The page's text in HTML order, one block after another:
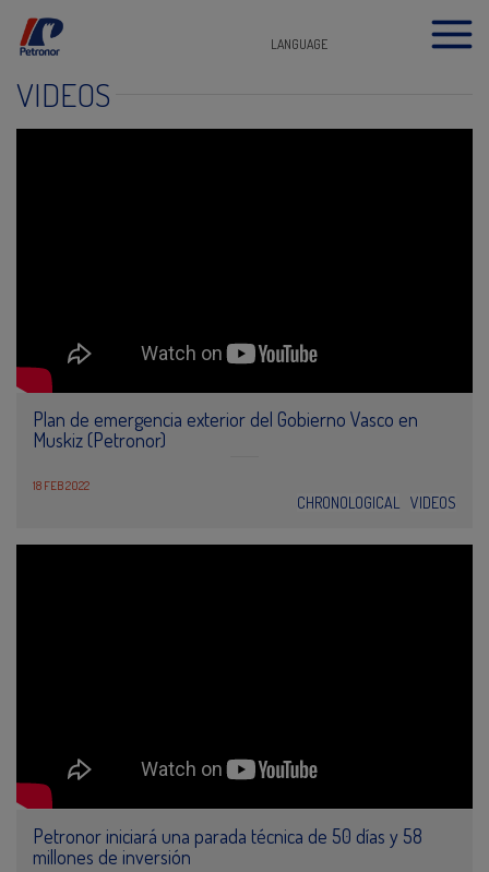
LANGUAGE
VIDEOS
Plan de emergencia exterior del Gobierno Vasco en
Muskiz (Petronor)
18 FEB 2022
CHRONOLOGICAL VIDEOS
Petronor iniciará una parada técnica de 50 días y 58
millones de inversión